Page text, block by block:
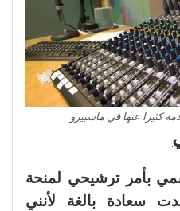
كثيرا عنها في ماسبيرو
بأمر ترشيحي لمنحة
سعادة بالغة لأنني